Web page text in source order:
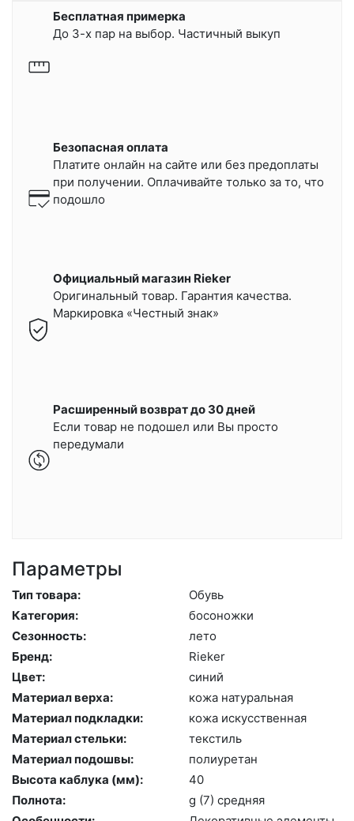
Бесплатная примерка
До 3-х пар на выбор. Частичный выкуп
Безопасная оплата
Платите онлайн на сайте или без предоплаты
при получении. Оплачивайте только за то, что
подошло
Официальный магазин Rieker
Оригинальный товар. Гарантия качества.
Маркировка «Честный знак»
Расширенный возврат до 30 дней
Если товар не подошел или Вы просто
передумали
Параметры
Тип товара:
Обувь
Категория:
бо­сонож­ки
Сезонность:
ле­то
Бренд:
Ri­eker
Цвет:
си­ний
Материал верха:
ко­жа на­тураль­ная
Материал подкладки:
ко­жа ис­кусс­твен­ная
Материал стельки:
текс­тиль
Материал подошвы:
по­ли­уре­тан
Высота каблука (мм):
40
Полнота:
g (7) сред­няя